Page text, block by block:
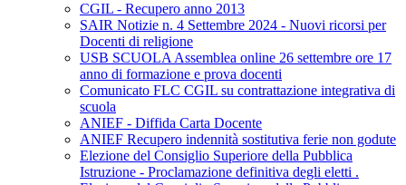
CGIL - Recupero anno 2013
SAIR Notizie n. 4 Settembre 2024 - Nuovi ricorsi per
Docenti di religione
USB SCUOLA Assemblea online 26 settembre ore 17
anno di formazione e prova docenti
Comunicato FLC CGIL su contrattazione integrativa di
scuola
ANIEF - Diffida Carta Docente
ANIEF Recupero indennità sostitutiva ferie non godute
Elezione del Consiglio Superiore della Pubblica
Istruzione - Proclamazione definitiva degli eletti .